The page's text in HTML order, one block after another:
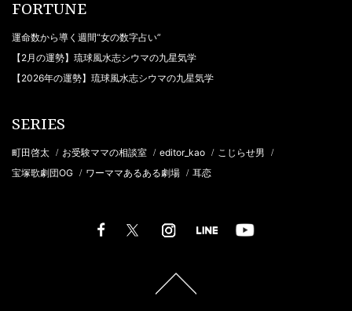
FORTUNE
運命数から導く週間“女の数字占い”
【2月の運勢】琉球風水志シウマの九星気学
【2026年の運勢】琉球風水志シウマの九星気学
SERIES
町田啓太 / お受験ママの相談室 / editor_kao / こじらせ男 /
宝塚歌劇団OG / ワーママあるある劇場 / 耳恋